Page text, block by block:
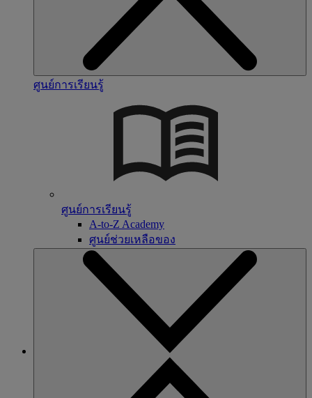
ศูนย์การเรียนรู้
ศูนย์การเรียนรู้
A-to-Z Academy
ศูนย์ช่วยเหลือของ